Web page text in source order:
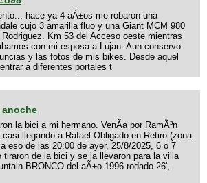
hace ya 4 aÃ±os me robaron una
cujo 3 amarilla fluo y una Giant MCM 980
Rodriguez. Km 53 del Acceso oeste mientras
con mi esposa a Lujan. Aun conservo
y las fotos de mis bikes. Desde aquel
a diferentes portales t
anoche
la bici a mi hermano. VenÃ­a por RamÃ³n
casi llegando a Rafael Obligado en Retiro (zona
eso de las 20:00 de ayer, 25/8/2025, 6 o 7
tiraron de la bici y se la llevaron para la villa
BRONCO del aÃ±o 1996 rodado 26',